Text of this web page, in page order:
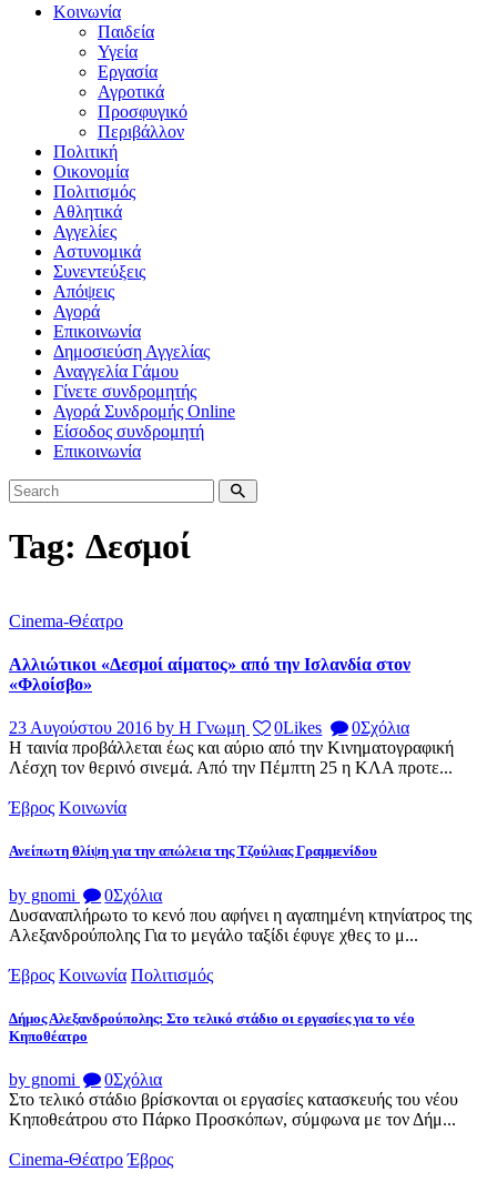
Κοινωνία
Παιδεία
Υγεία
Εργασία
Αγροτικά
Προσφυγικό
Περιβάλλον
Πολιτική
Οικονομία
Πολιτισμός
Αθλητικά
Αγγελίες
Αστυνομικά
Συνεντεύξεις
Απόψεις
Αγορά
Επικοινωνία
Δημοσιεύση Αγγελίας
Αναγγελία Γάμου
Γίνετε συνδρομητής
Αγορά Συνδρομής Online
Είσοδος συνδρομητή
Επικοινωνία
Tag: Δεσμοί
Cinema-Θέατρο
Αλλιώτικοι «Δεσμοί αίματος» από την Ισλανδία στον
«Φλοίσβο»
23 Αυγούστου 2016 by Η Γνωμη 0Likes 0Σχόλια
Η ταινία προβάλλεται έως και αύριο από την Κινηματογραφική
Λέσχη τον θερινό σινεμά. Από την Πέμπτη 25 η ΚΛΑ προτε...
Έβρος Κοινωνία
Ανείπωτη θλίψη για την απώλεια της Τζούλιας Γραμμενίδου
by gnomi 0Σχόλια
Δυσαναπλήρωτο το κενό που αφήνει η αγαπημένη κτηνίατρος της
Αλεξανδρούπολης Για το μεγάλο ταξίδι έφυγε χθες το μ...
Έβρος Κοινωνία Πολιτισμός
Δήμος Αλεξανδρούπολης: Στο τελικό στάδιο οι εργασίες για το νέο
Κηποθέατρο
by gnomi 0Σχόλια
Στο τελικό στάδιο βρίσκονται οι εργασίες κατασκευής του νέου
Κηποθεάτρου στο Πάρκο Προσκόπων, σύμφωνα με τον Δήμ...
Cinema-Θέατρο Έβρος